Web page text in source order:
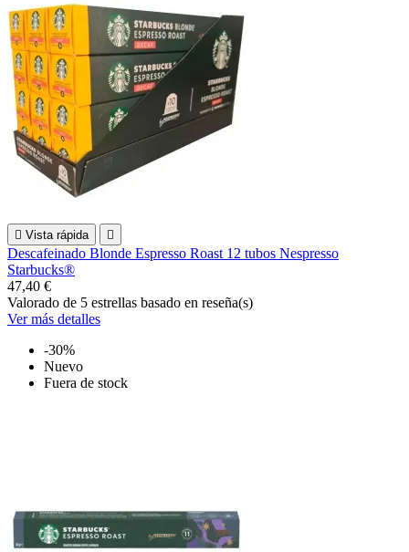
 Vista rápida 
Descafeinado Blonde Espresso Roast 12 tubos Nespresso
Starbucks®
47,40 €
Valorado de 5 estrellas basado en reseña(s)
Ver más detalles
-30%
Nuevo
Fuera de stock